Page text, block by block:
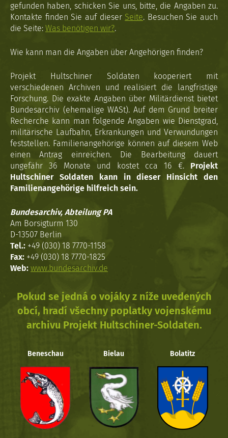
gefunden haben, schicken Sie uns, bitte, die Angaben zu.
Kontakte finden Sie auf dieser Seite. Besuchen Sie auch
die Seite: Was benötigen wir?.
Wie kann man die Angaben über Angehörigen finden?
Projekt Hultschiner Soldaten kooperiert mit
verschiedenen Archiven und realisiert die langfristige
Forschung. Die exakte Angaben über Militärdienst bietet
Bundesarchiv (ehemalige WASt). Auf dem Grund breiter
Recherche kann man folgende Angaben wie Dienstgrad,
militärische Laufbahn, Erkrankungen und Verwundungen
feststellen. Familienangehörige können auf diesem Web
einen Antrag einreichen. Die Bearbeitung dauert
ungefähr 36 Monate und kostet cca 16 €. Projekt
Hultschiner Soldaten kann in dieser Hinsicht den
Familienangehörige hilfreich sein.
Bundesarchiv, Abteilung PA
Am Borsigturm 130
D-13507 Berlin
Tel.: +49 (030) 18 7770-1158
Fax: +49 (030) 18 7770-1825
Web: www.bundesarchiv.de
Pokud se jedná o vojáky z níže uvedených
obcí, hradí všechny poplatky vojenskému
archivu Projekt Hultschiner-Soldaten.
Beneschau Bielau Bolatitz